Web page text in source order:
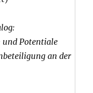
und Potentiale
an der